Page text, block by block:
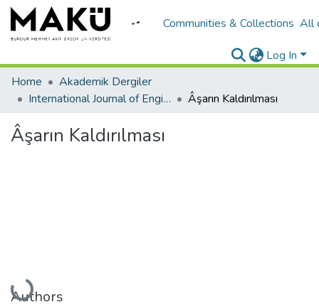
Communities & Collections All
Log In
Home
Akademik Dergiler
International Journal of Engineering Design and Technology
Âşarın Kaldırılması
Âşarın Kaldırılması
Loading...
Authors